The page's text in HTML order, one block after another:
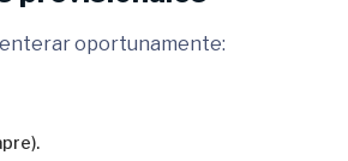
oportunamente: